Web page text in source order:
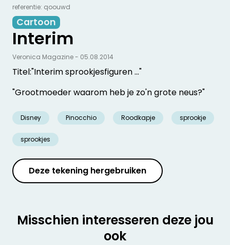
referentie: qoouwd
Cartoon
Interim
Titel:"Interim sprookjesfiguren ..."
"Grootmoeder waarom heb je zo'n grote neus?"
Disney Pinocchio Roodkapje sprookje
sprookjes
Veronica Magazine - 05.08.2014
Deze tekening hergebruiken
Misschien interesseren deze jou
ook